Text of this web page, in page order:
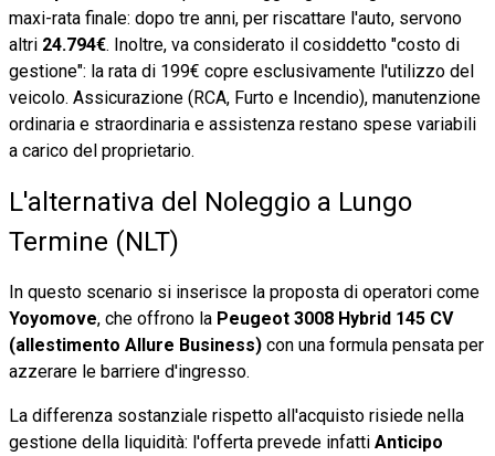
maxi-rata finale: dopo tre anni, per riscattare l'auto, servono
altri 24.794€. Inoltre, va considerato il cosiddetto "costo di
gestione": la rata di 199€ copre esclusivamente l'utilizzo del
veicolo. Assicurazione (RCA, Furto e Incendio), manutenzione
ordinaria e straordinaria e assistenza restano spese variabili
a carico del proprietario.
L'alternativa del Noleggio a Lungo
Termine (NLT)
In questo scenario si inserisce la proposta di operatori come
Yoyomove, che offrono la Peugeot 3008 Hybrid 145 CV
(allestimento Allure Business) con una formula pensata per
azzerare le barriere d'ingresso.
La differenza sostanziale rispetto all'acquisto risiede nella
gestione della liquidità: l'offerta prevede infatti Anticipo